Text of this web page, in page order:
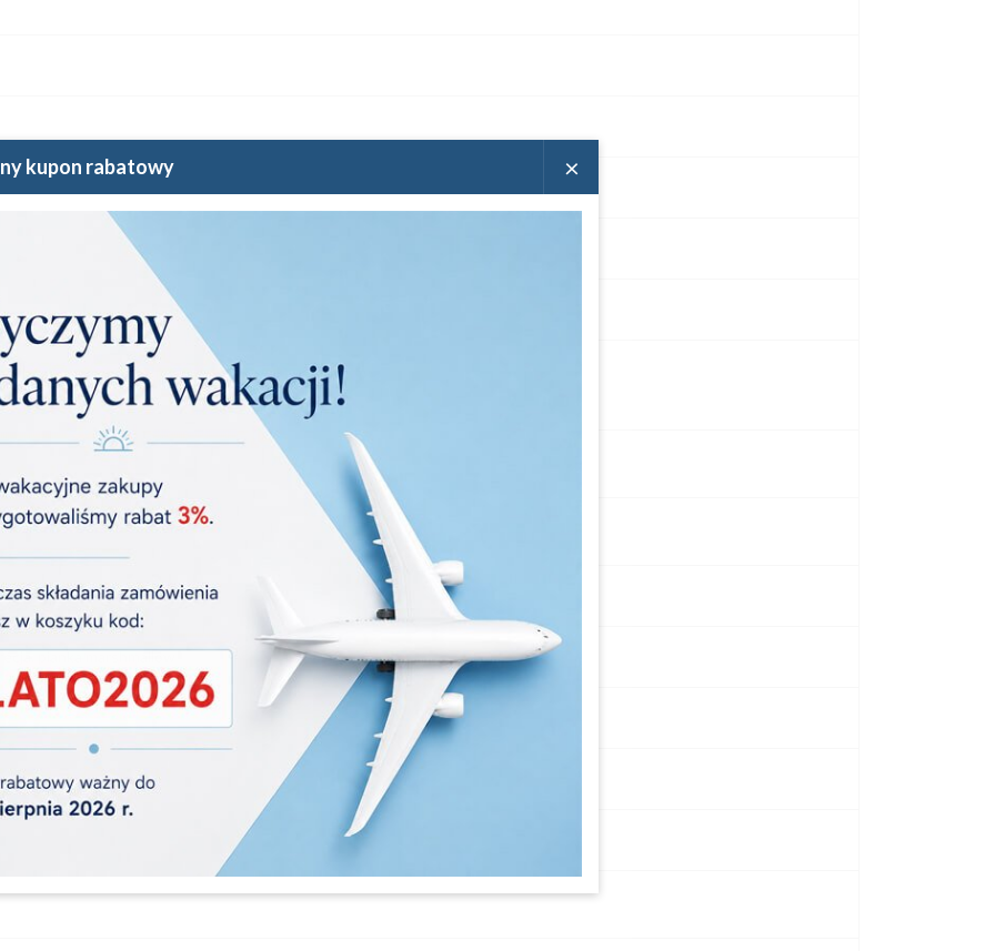
pianka marshmallow
produktu z wymaganymi przepisami. ×
kupon rabatowy